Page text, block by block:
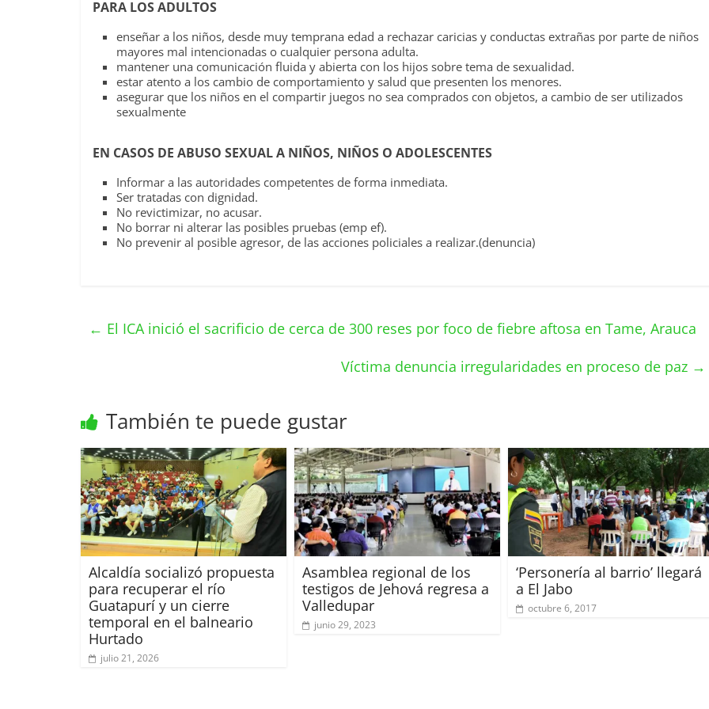
PARA LOS ADULTOS
enseñar a los niños, desde muy temprana edad a rechazar caricias y conductas extrañas por parte de niños
mayores mal intencionadas o cualquier persona adulta.
mantener una comunicación fluida y abierta con los hijos sobre tema de sexualidad.
estar atento a los cambio de comportamiento y salud que presenten los menores.
asegurar que los niños en el compartir juegos no sea comprados con objetos, a cambio de ser utilizados
sexualmente
EN CASOS DE ABUSO SEXUAL A NIÑOS, NIÑOS O ADOLESCENTES
Informar a las autoridades competentes de forma inmediata.
Ser tratadas con dignidad.
No revictimizar, no acusar.
No borrar ni alterar las posibles pruebas (emp ef).
No prevenir al posible agresor, de las acciones policiales a realizar.(denuncia)
← El ICA inició el sacrificio de cerca de 300 reses por foco de fiebre aftosa en Tame, Arauca
Víctima denuncia irregularidades en proceso de paz →
También te puede gustar
Alcaldía socializó propuesta
para recuperar el río
Guatapurí y un cierre
temporal en el balneario
Hurtado
julio 21, 2026
Asamblea regional de los
testigos de Jehová regresa a
Valledupar
junio 29, 2023
‘Personería al barrio’ llegará
a El Jabo
octubre 6, 2017